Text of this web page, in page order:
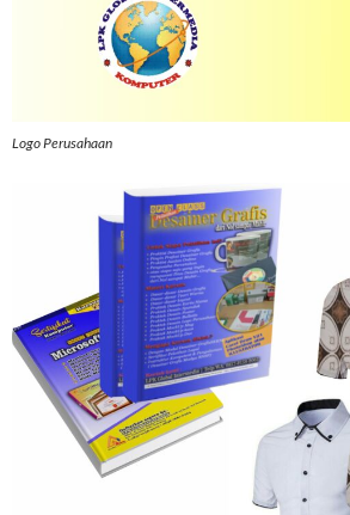
Logo Perusahaan